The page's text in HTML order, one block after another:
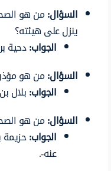
السؤال:من هو
ينزل على هيئته؟
الجواب:دحية
السؤال:من هو
الجواب:بلال
السؤال:من هو
الجواب:حزيمة
عنه-.